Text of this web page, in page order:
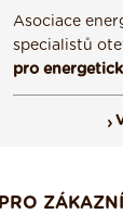
Asociace
specialistů
pro
PRO